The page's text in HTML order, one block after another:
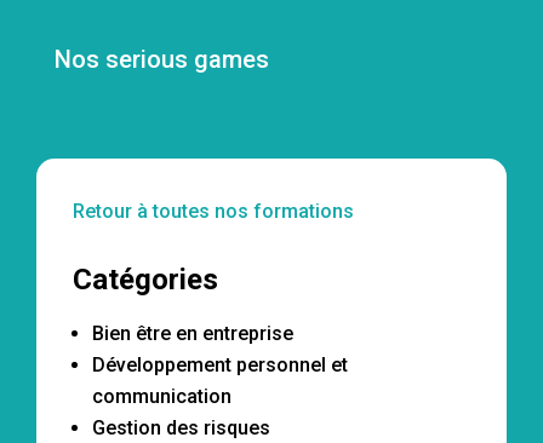
Nos serious games
Retour à toutes nos formations
Catégories
Bien être en entreprise
Développement personnel et
communication
Gestion des risques